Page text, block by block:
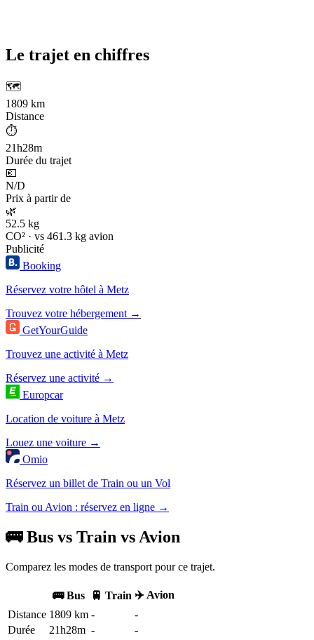
Le trajet en chiffres
🗺️
1809 km
Distance
⏱️
21h28m
Durée du trajet
💶
N/D
Prix à partir de
🌿
52.5 kg
CO² · vs 461.3 kg avion
Publicité
Booking
Réservez votre hôtel à Metz
Trouvez votre hébergement →
GetYourGuide
Trouvez une activité à Metz
Réservez une activité →
Europcar
Location de voiture à Metz
Louez une voiture →
Omio
Réservez un billet de Train ou un Vol
Train ou Avion : réservez en ligne →
🚌 Bus vs Train vs Avion
Comparez les modes de transport pour ce trajet.
🚌 Bus 🚆 Train ✈️ Avion
Distance 1809 km -
-
Durée
21h28m -
-